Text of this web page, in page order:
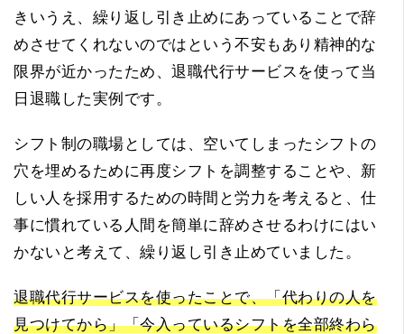
きいうえ、繰り返し引き止めにあっていることで辞
めさせてくれないのではという不安もあり精神的な
限界が近かったため、退職代行サービスを使って当
日退職した実例です。
シフト制の職場としては、空いてしまったシフトの
穴を埋めるために再度シフトを調整することや、新
しい人を採用するための時間と労力を考えると、仕
事に慣れている人間を簡単に辞めさせるわけにはい
かないと考えて、繰り返し引き止めていました。
退職代行サービスを使ったことで、「代わりの人を
見つけてから」「今入っているシフトを全部終わら